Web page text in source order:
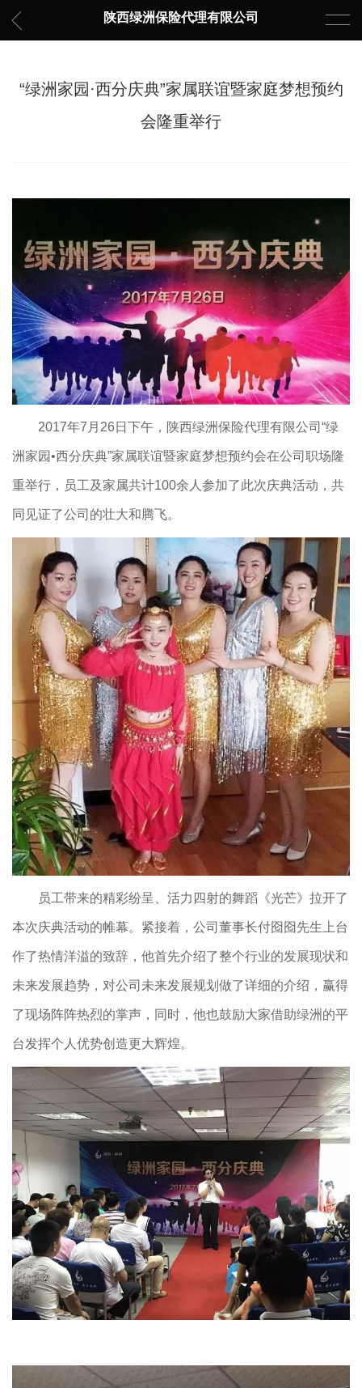
陕西绿洲保险代理有限公司
“绿洲家园·西分庆典”家属联谊暨家庭梦想预约
会隆重举行
2017年7月26日下午，陕西绿洲保险代理有限公司“绿
洲家园•西分庆典”家属联谊暨家庭梦想预约会在公司职场隆
重举行，员工及家属共计100余人参加了此次庆典活动，共
同见证了公司的壮大和腾飞。
员工带来的精彩纷呈、活力四射的舞蹈《光芒》拉开了
本次庆典活动的帷幕。紧接着，公司董事长付囵囵先生上台
作了热情洋溢的致辞，他首先介绍了整个行业的发展现状和
未来发展趋势，对公司未来发展规划做了详细的介绍，赢得
了现场阵阵热烈的掌声，同时，他也鼓励大家借助绿洲的平
台发挥个人优势创造更大辉煌。